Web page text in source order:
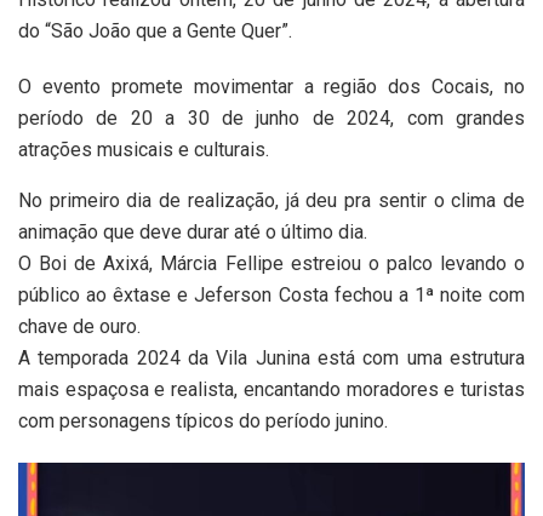
do “São João que a Gente Quer”.
O evento promete movimentar a região dos Cocais, no
período de 20 a 30 de junho de 2024, com grandes
atrações musicais e culturais.
No primeiro dia de realização, já deu pra sentir o clima de
animação que deve durar até o último dia.
O Boi de Axixá, Márcia Fellipe estreiou o palco levando o
público ao êxtase e Jeferson Costa fechou a 1ª noite com
chave de ouro.
A temporada 2024 da Vila Junina está com uma estrutura
mais espaçosa e realista, encantando moradores e turistas
com personagens típicos do período junino.